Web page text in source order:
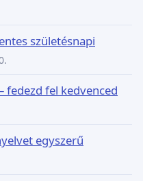
születésnapi
fedezd fel kedvenced
egyszerű